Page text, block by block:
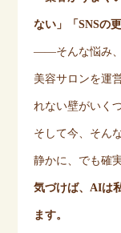
ない」「SNSの
——そんな悩み
美容サロンを運
れない壁がいく
そして今、そん
静かに、でも確
気づけば、AIは
ます。